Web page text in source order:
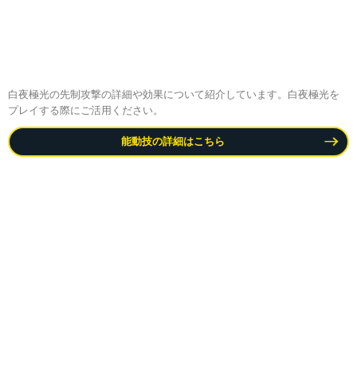
白夜極光の先制攻撃の詳細や効果について紹介しています。白夜極光を
プレイする際にご活用ください。
能動技の詳細はこちら